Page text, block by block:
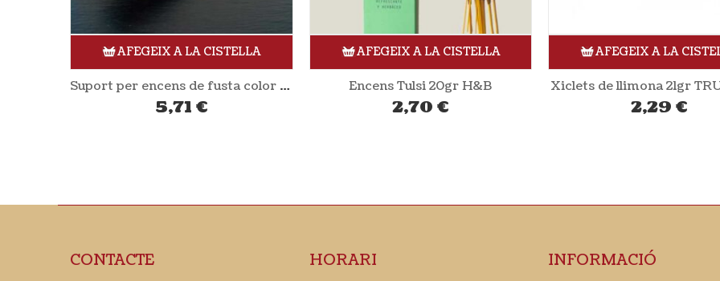
AFEGEIX A LA CISTELLA
Encens Tulsi 20gr H&B
2,70€
AFEGEIX A LA CISTELLA
Xiclets de llimona 21gr TRUE GUM
2,29 €
AFEGEIX A LA
Encens Rudraksha 10
2,60€
CONTACTE HORARI INFORMACIÓ